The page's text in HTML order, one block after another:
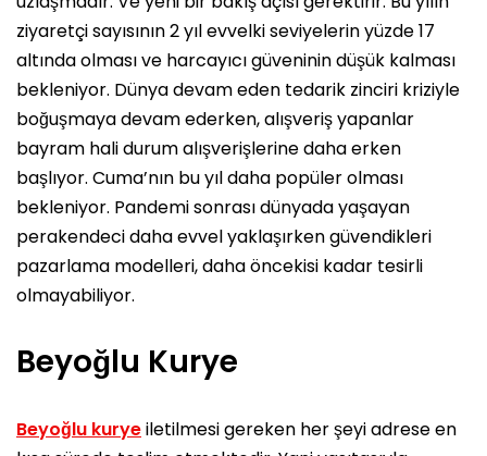
ziyaretçi sayısının 2 yıl evvelki seviyelerin yüzde 17
altında olması ve harcayıcı güveninin düşük kalması
bekleniyor. Dünya devam eden tedarik zinciri kriziyle
boğuşmaya devam ederken, alışveriş yapanlar
bayram hali durum alışverişlerine daha erken
başlıyor. Cuma’nın bu yıl daha popüler olması
bekleniyor. Pandemi sonrası dünyada yaşayan
perakendeci daha evvel yaklaşırken güvendikleri
pazarlama modelleri, daha öncekisi kadar tesirli
olmayabiliyor.
Beyoğlu Kurye
Beyoğlu kuryeiletilmesi gereken her şeyi adrese en